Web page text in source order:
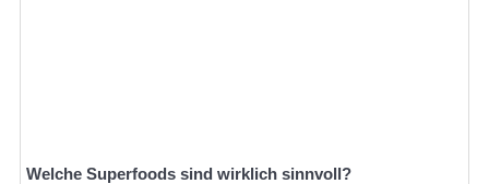
Welche Superfoods sind wirklich sinnvoll?